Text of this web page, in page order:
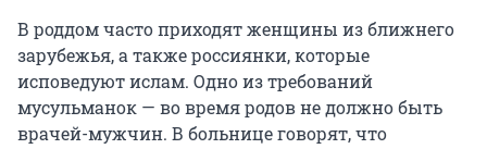
В роддом часто приходят женщины из ближнего
зарубежья, а также россиянки, которые
исповедуют ислам. Одно из требований
мусульманок — во время родов не должно быть
врачей-мужчин. В больнице говорят, что